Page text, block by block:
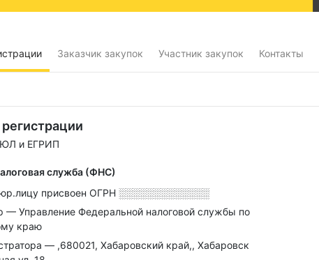
Заказчик закупок Участник закупок Контакты
и ЕГРИП
служба (ФНС)
присвоен ОГРН ░░░░░░░░░░░░░
— Управление Федеральной налоговой службы по
краю
— ,680021, Хабаровский край,, Хабаровск